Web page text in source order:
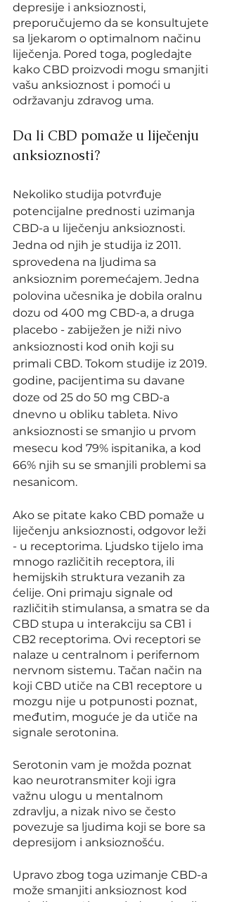
depresije i anksioznosti,
preporučujemo da se konsultujete
sa ljekarom o optimalnom načinu
liječenja. Pored toga, pogledajte
kako CBD proizvodi mogu smanjiti
vašu anksioznost i pomoći u
održavanju zdravog uma.
Da li CBD pomaže u liječenju
anksioznosti?
Nekoliko studija potvrđuje
potencijalne prednosti uzimanja
CBD-a u liječenju anksioznosti.
Jedna od njih je studija iz 2011.
sprovedena na ljudima sa
anksioznim poremećajem. Jedna
polovina učesnika je dobila oralnu
dozu od 400 mg CBD-a, a druga
placebo - zabiježen je niži nivo
anksioznosti kod onih koji su
primali CBD. Tokom studije iz 2019.
godine, pacijentima su davane
doze od 25 do 50 mg CBD-a
dnevno u obliku tableta. Nivo
anksioznosti se smanjio u prvom
mesecu kod 79% ispitanika, a kod
66% njih su se smanjili problemi sa
nesanicom.
Ako se pitate kako CBD pomaže u
liječenju anksioznosti, odgovor leži
- u receptorima. Ljudsko tijelo ima
mnogo različitih receptora, ili
hemijskih struktura vezanih za
ćelije. Oni primaju signale od
različitih stimulansa, a smatra se da
CBD stupa u interakciju sa CB1 i
CB2 receptorima. Ovi receptori se
nalaze u centralnom i perifernom
nervnom sistemu. Tačan način na
koji CBD utiče na CB1 receptore u
mozgu nije u potpunosti poznat,
međutim, moguće je da utiče na
signale serotonina.
Serotonin vam je možda poznat
kao neurotransmiter koji igra
važnu ulogu u mentalnom
zdravlju, a nizak nivo se često
povezuje sa ljudima koji se bore sa
depresijom i anksioznošću.
Upravo zbog toga uzimanje CBD-a
može smanjiti anksioznost kod